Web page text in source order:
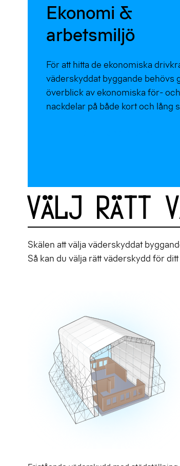
Ekonomi &
arbetsmiljö
För att hitta de ekonomiska
väderskyddat byggande behövs
överblick av ekonomiska för- och
nackdelar på både kort och lång
Välj rätt
Skälen att välja väderskyddat
Så kan du välja rätt väderskydd för